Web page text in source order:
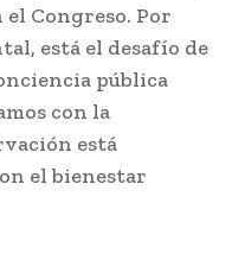
el Congreso. Por
está el desafío de
pública
con la
está
el bienestar